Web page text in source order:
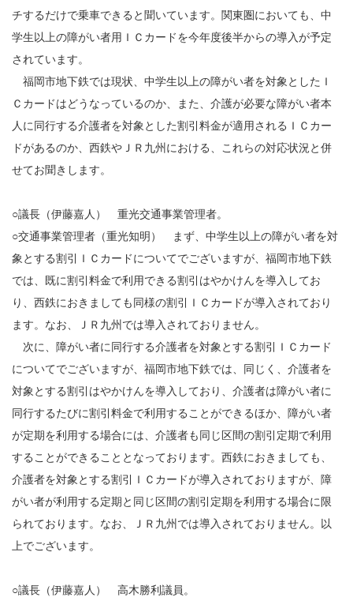
チするだけで乗車できると聞いています。関東圏においても、中
学生以上の障がい者用ＩＣカードを今年度後半からの導入が予定
されています。
福岡市地下鉄では現状、中学生以上の障がい者を対象としたＩ
Ｃカードはどうなっているのか、また、介護が必要な障がい者本
人に同行する介護者を対象とした割引料金が適用されるＩＣカー
ドがあるのか、西鉄やＪＲ九州における、これらの対応状況と併
せてお聞きします。
○議長（伊藤嘉人） 重光交通事業管理者。
○交通事業管理者（重光知明） まず、中学生以上の障がい者を対
象とする割引ＩＣカードについてでございますが、福岡市地下鉄
では、既に割引料金で利用できる割引はやかけんを導入してお
り、西鉄におきましても同様の割引ＩＣカードが導入されており
ます。なお、ＪＲ九州では導入されておりません。
次に、障がい者に同行する介護者を対象とする割引ＩＣカード
についてでございますが、福岡市地下鉄では、同じく、介護者を
対象とする割引はやかけんを導入しており、介護者は障がい者に
同行するたびに割引料金で利用することができるほか、障がい者
が定期を利用する場合には、介護者も同じ区間の割引定期で利用
することができることとなっております。西鉄におきましても、
介護者を対象とする割引ＩＣカードが導入されておりますが、障
がい者が利用する定期と同じ区間の割引定期を利用する場合に限
られております。なお、ＪＲ九州では導入されておりません。以
上でございます。
○議長（伊藤嘉人） 高木勝利議員。